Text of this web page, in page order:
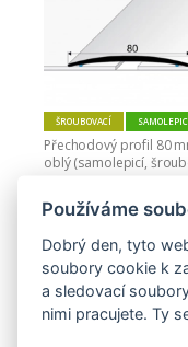
ŠROUBOVACÍ
Přechodový profil 80
oblý (samolepicí,
Zobrazit
Používáme
Dobrý den, tyto
soubory cookie k
a sledovací
nimi pracujete. Ty